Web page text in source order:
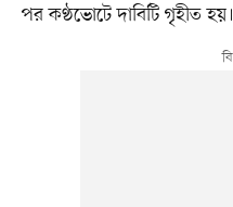
পর কণ্ঠভোটে দাবিটি গৃহীত হয়।